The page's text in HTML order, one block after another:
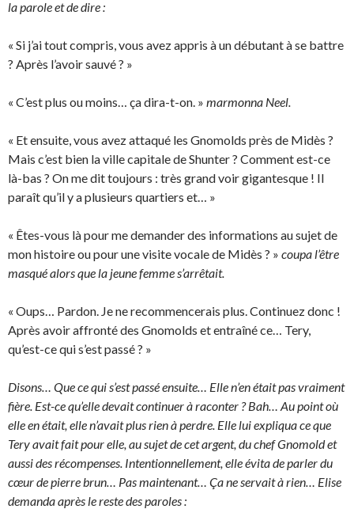
la parole et de dire :
« Si j’ai tout compris, vous avez appris à un débutant à se battre
? Après l’avoir sauvé ? »
« C’est plus ou moins… ça dira-t-on. » marmonna Neel.
« Et ensuite, vous avez attaqué les Gnomolds près de Midès ?
Mais c’est bien la ville capitale de Shunter ? Comment est-ce
là-bas ? On me dit toujours : très grand voir gigantesque ! Il
paraît qu’il y a plusieurs quartiers et… »
« Êtes-vous là pour me demander des informations au sujet de
mon histoire ou pour une visite vocale de Midès ? » coupa l’être
masqué alors que la jeune femme s’arrêtait.
« Oups… Pardon. Je ne recommencerais plus. Continuez donc !
Après avoir affronté des Gnomolds et entraîné ce… Tery,
qu’est-ce qui s’est passé ? »
Disons… Que ce qui s’est passé ensuite… Elle n’en était pas vraiment
fière. Est-ce qu’elle devait continuer à raconter ? Bah… Au point où
elle en était, elle n’avait plus rien à perdre. Elle lui expliqua ce que
Tery avait fait pour elle, au sujet de cet argent, du chef Gnomold et
aussi des récompenses. Intentionnellement, elle évita de parler du
cœur de pierre brun… Pas maintenant… Ça ne servait à rien… Elise
demanda après le reste des paroles :